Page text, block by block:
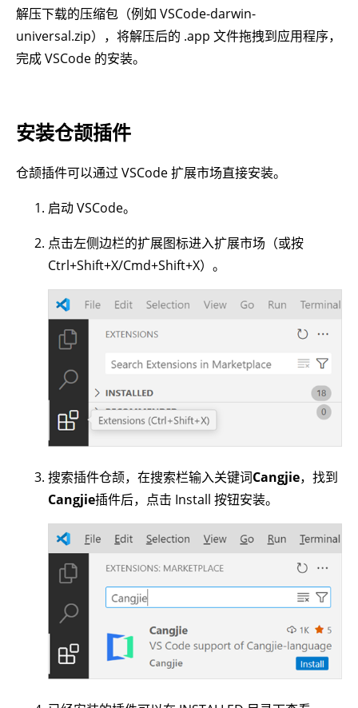
解压下载的压缩包（例如 VSCode-darwin-
universal.zip），将解压后的 .app 文件拖拽到应用程序，
完成 VSCode 的安装。
安装仓颉插件
仓颉插件可以通过 VSCode 扩展市场直接安装。
启动 VSCode。
点击左侧边栏的扩展图标进入扩展市场（或按
Ctrl+Shift+X/Cmd+Shift+X）。
搜索插件仓颉，在搜索栏输入关键词Cangjie，找到
Cangjie插件后，点击 Install 按钮安装。